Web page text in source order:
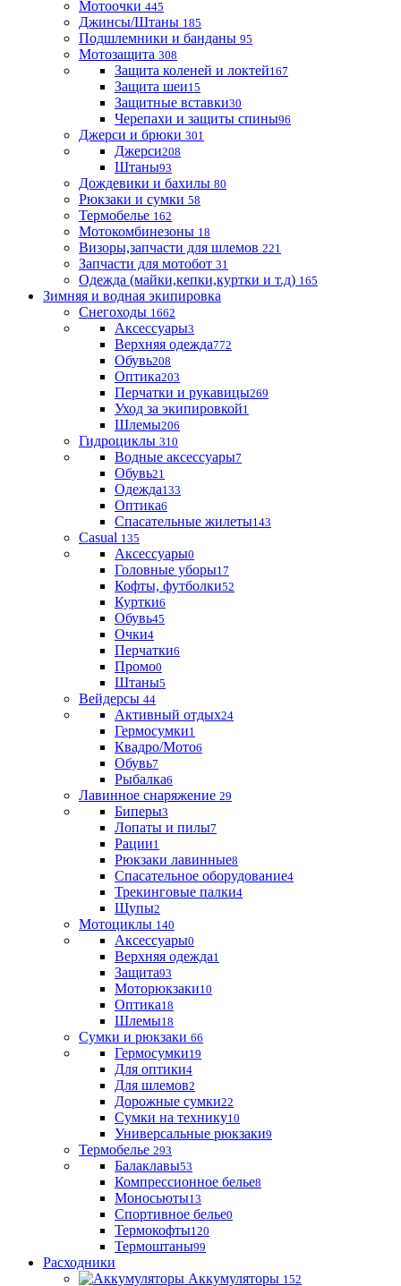
Мотоочки 445
Джинсы/Штаны 185
Подшлемники и банданы 95
Мотозащита 308
Защита коленей и локтей167
Защита шеи15
Защитные вставки30
Черепахи и защиты спины96
Джерси и брюки 301
Джерси208
Штаны93
Дождевики и бахилы 80
Рюкзаки и сумки 58
Термобелье 162
Мотокомбинезоны 18
Визоры,запчасти для шлемов 221
Запчасти для мотобот 31
Одежда (майки,кепки,куртки и т.д) 165
Зимняя и водная экипировка
Снегоходы 1662
Аксессуары3
Верхняя одежда772
Обувь208
Оптика203
Перчатки и рукавицы269
Уход за экипировкой1
Шлемы206
Гидроциклы 310
Водные аксессуары7
Обувь21
Одежда133
Оптика6
Спасательные жилеты143
Casual 135
Аксессуары0
Головные уборы17
Кофты, футболки52
Куртки6
Обувь45
Очки4
Перчатки6
Промо0
Штаны5
Вейдерсы 44
Активный отдых24
Гермосумки1
Квадро/Мото6
Обувь7
Рыбалка6
Лавинное снаряжение 29
Биперы3
Лопаты и пилы7
Рации1
Рюкзаки лавинные8
Спасательное оборудование4
Трекинговые палки4
Щупы2
Мотоциклы 140
Аксессуары0
Верхняя одежда1
Защита93
Моторюкзаки10
Оптика18
Шлемы18
Сумки и рюкзаки 66
Гермосумки19
Для оптики4
Для шлемов2
Дорожные сумки22
Сумки на технику10
Универсальные рюкзаки9
Термобелье 293
Балаклавы53
Компрессионное белье8
Моносьюты13
Спортивное белье0
Термокофты120
Термоштаны99
Расходники
Аккумуляторы 152